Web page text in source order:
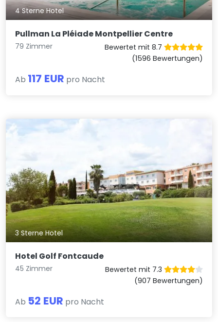
4 Sterne Hotel
Pullman La Pléiade Montpellier Centre
79 Zimmer
Bewertet mit 8.7
(1596 Bewertungen)
Ab 117 EUR pro Nacht
3 Sterne Hotel
Hotel Golf Fontcaude
45 Zimmer
Bewertet mit 7.3
(907 Bewertungen)
Ab 52 EUR pro Nacht